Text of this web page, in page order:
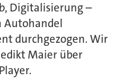
Digitalisierung –
Autohandel
durchgezogen. Wir
Maier über